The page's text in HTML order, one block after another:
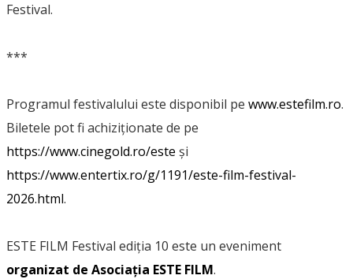
Festival.
***
Programul festivalului este disponibil pe www.estefilm.ro.
Biletele pot fi achiziționate de pe
https://www.cinegold.ro/este și
https://www.entertix.ro/g/1191/este-film-festival-
2026.html.
ESTE FILM Festival ediția 10 este un eveniment
organizat de Asociația ESTE FILM.